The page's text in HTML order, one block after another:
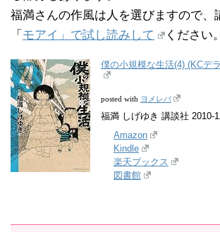
福満さんの作風は人を選びますので、
「 モアイ」で試し読みして ください。
僕の小規模な生活(4) (KCデ
posted with ヨメレバ
福満 しげゆき 講談社 2010-
Amazon
Kindle
楽天ブックス
図書館